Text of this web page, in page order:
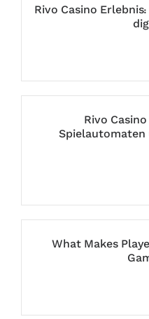
Rivo Casino
Rivo
Spielautomaten
What Makes